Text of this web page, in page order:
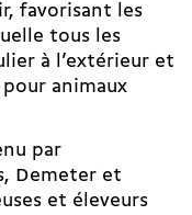
favorisant les
tous les
à l’extérieur et
animaux
par
Demeter et
et éleveurs